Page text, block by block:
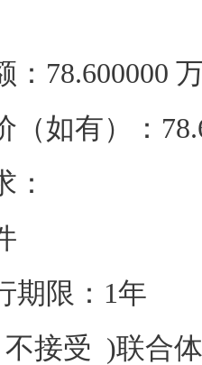
：78.600000
（如有）：
：
期限：1年
接受 )联合